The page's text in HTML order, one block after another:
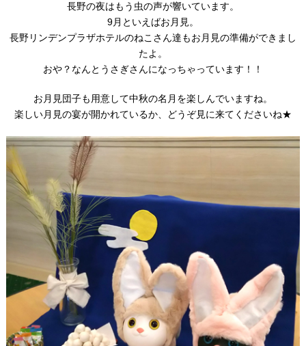
長野の夜はもう虫の声が響いています。
9月といえばお月見。
長野リンデンプラザホテルのねこさん達もお月見の準備ができまし
たよ。
おや？なんとうさぎさんになっちゃっています！！
お月見団子も用意して中秋の名月を楽しんでいますね。
楽しい月見の宴が開かれているか、どうぞ見に来てくださいね★